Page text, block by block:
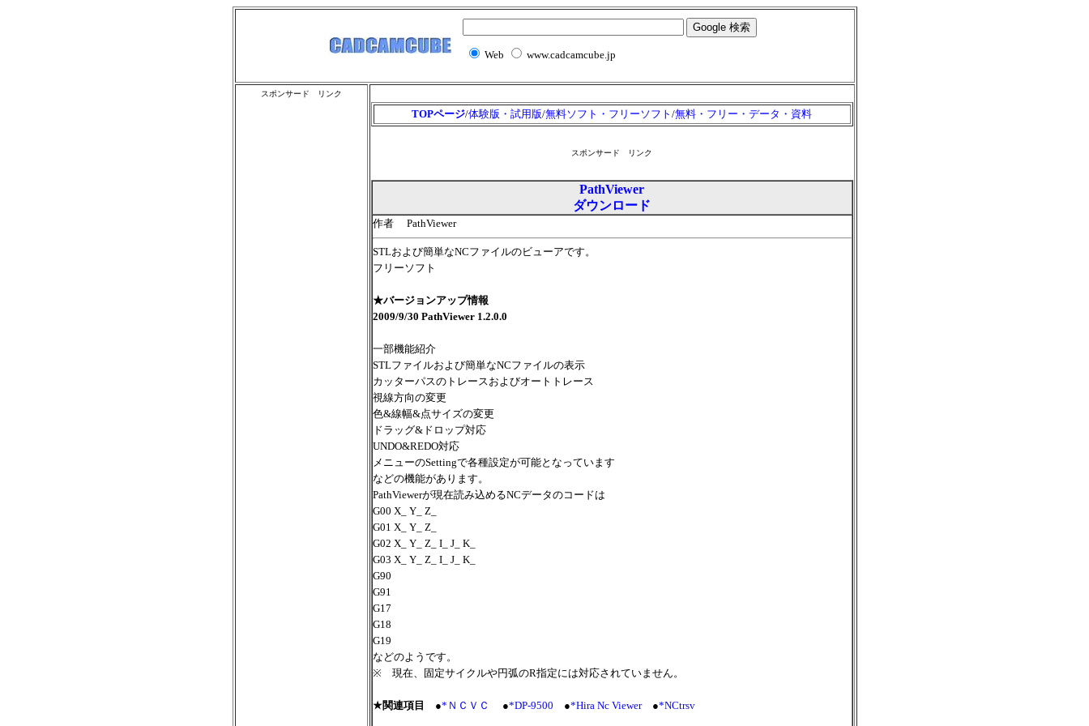
Web www.cadcamcube.jp
スポンサード リンク
TOPページ/体験版・試用版/無料ソフト・フリーソフト /無料・フリー・データ・資料
スポンサード リンク
PathViewer
ダウンロード
作者 PathViewer
STLおよび簡単なNCファイルのビューアです。
フリーソフト
★バージョンアップ情報
2009/9/30 PathViewer 1.2.0.0
一部機能紹介
STLファイルおよび簡単なNCファイルの表示
カッターパスのトレースおよびオートトレース
視線方向の変更
色&線幅&点サイズの変更
ドラッグ&ドロップ対応
UNDO&REDO対応
メニューのSettingで各種設定が可能となっています
などの機能があります。
PathViewerが現在読み込めるNCデータのコードは
G00 X_ Y_ Z_
G01 X_ Y_ Z_
G02 X_ Y_ Z_ I_ J_ K_
G03 X_ Y_ Z_ I_ J_ K_
G90
G91
G17
G18
G19
などのようです。
※ 現在、固定サイクルや円弧のR指定には対応されていません。
★関連項目 ●*ＮＣＶＣ ●*DP-9500 ●*Hira Nc Viewer●*NCtrsv